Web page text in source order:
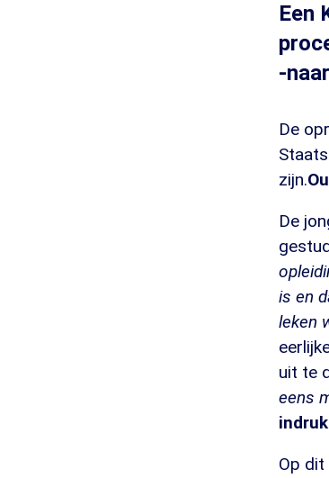
Een
-
De
zijn.
De
is en
leken
uit te
eens
Op